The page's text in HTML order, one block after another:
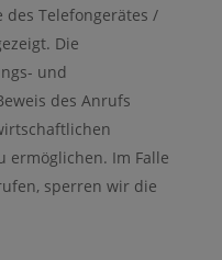
des Telefongerätes /
Die
und
des Anrufs
ermöglichen. Im Falle
sperren wir die